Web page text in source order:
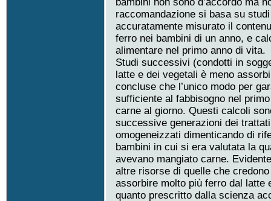
raccomandazione si basa su
accuratamente misurato il
ferro nei bambini di un anno, e
alimentare nel primo anno di vita.
Studi successivi (condotti in
latte e dei vegetali è meno
concluse che l’unico modo per
sufficiente al fabbisogno nel
carne al giorno. Questi calcoli
successive generazioni dei
omogeneizzati dimenticando di
bambini in cui si era valutata la
avevano mangiato carne.
altre risorse di quelle che
assorbire molto più ferro dal latte
quanto prescritto dalla scienza